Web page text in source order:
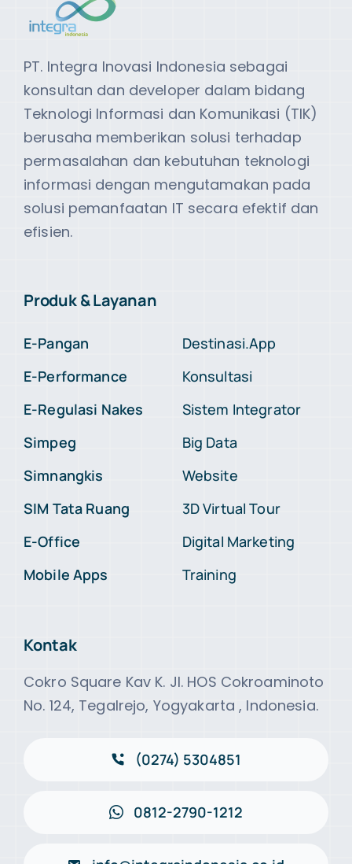
PT. Integra Inovasi Indonesia sebagai
konsultan dan developer dalam bidang
Teknologi Informasi dan Komunikasi (TIK)
berusaha memberikan solusi terhadap
permasalahan dan kebutuhan teknologi
informasi dengan mengutamakan pada
solusi pemanfaatan IT secara efektif dan
efisien.
Produk & Layanan
E-Pangan
E-Performance
E-Regulasi Nakes
Simpeg
Simnangkis
SIM Tata Ruang
E-Office
Mobile Apps
Destinasi.App
Konsultasi
Sistem Integrator
Big Data
Website
3D Virtual Tour
Digital Marketing
Training
Kontak
Cokro Square Kav K. Jl. HOS Cokroaminoto
No. 124, Tegalrejo, Yogyakarta , Indonesia.
(0274) 5304851
0812-2790-1212